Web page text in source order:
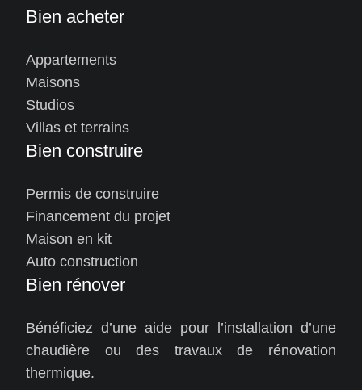
Bien acheter
Appartements
Maisons
Studios
Villas et terrains
Bien construire
Permis de construire
Financement du projet
Maison en kit
Auto construction
Bien rénover
Bénéficiez d’une aide pour l’installation d’une
chaudière ou des travaux de rénovation
thermique.